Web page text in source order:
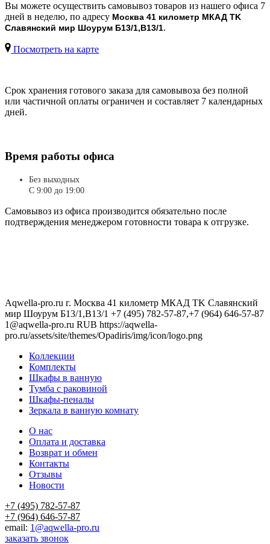
Вы можете осуществить самовывоз товаров из нашего офиса 7
дней в неделю, по адресу Москва 41 километр МКАД TK
Славянский мир Шоурум Б13/1,В13/1.
Посмотреть на карте
Срок хранения готового заказа для самовывоза без полной
или частичной оплаты ограничен и составляет 7 календарных
дней.
Время работы офиса
Без выходных
С 9:00 до 19:00
Самовывоз из офиса производится обязательно после
подтверждения менеджером готовности товара к отгрузке.
Aqwella-pro.ru г. Москва 41 километр МКАД TK Славянский
мир Шоурум Б13/1,В13/1 +7 (495) 782-57-87,+7 (964) 646-57-87
1@aqwella-pro.ru RUB https://aqwella-
pro.ru/assets/site/themes/Opadiris/img/icon/logo.png
Коллекции
Комплекты
Шкафы в ванную
Тумба с раковиной
Шкафы-пеналы
Зеркала в ванную комнату
О нас
Оплата и доставка
Возврат и обмен
Контакты
Отзывы
Новости
+7 (495) 782-57-87
+7 (964) 646-57-87
email: 1@aqwella-pro.ru
заказать звонок